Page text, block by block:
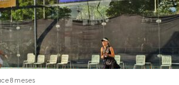
8 meses